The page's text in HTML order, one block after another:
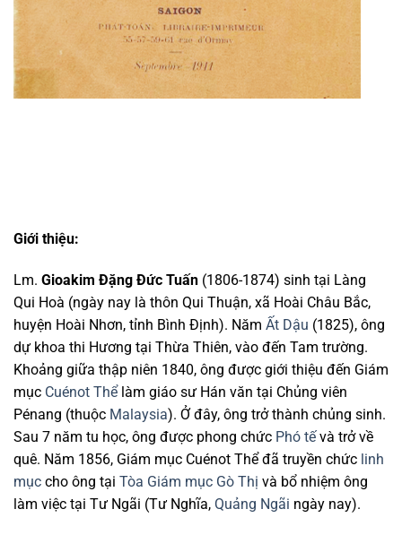
Giới thiệu:
Lm. Gioakim Đặng Đức Tuấn (1806-1874) sinh tại Làng
Qui Hoà (ngày nay là thôn Qui Thuận, xã Hoài Châu Bắc,
huyện Hoài Nhơn, tỉnh Bình Định). Năm Ất Dậu (1825), ông
dự khoa thi Hương tại Thừa Thiên, vào đến Tam trường.
Khoảng giữa thập niên 1840, ông được giới thiệu đến Giám
mục Cuénot Thểlàm giáo sư Hán văn tại Chủng viên
Pénang (thuộc Malaysia). Ở đây, ông trở thành chủng sinh.
Sau 7 năm tu học, ông được phong chức Phó tếvà trở về
quê. Năm 1856, Giám mục Cuénot Thể đã truyền chức linh
mục cho ông tại Tòa Giám mục Gò Thị và bổ nhiệm ông
làm việc tại Tư Ngãi (Tư Nghĩa, Quảng Ngãi ngày nay).